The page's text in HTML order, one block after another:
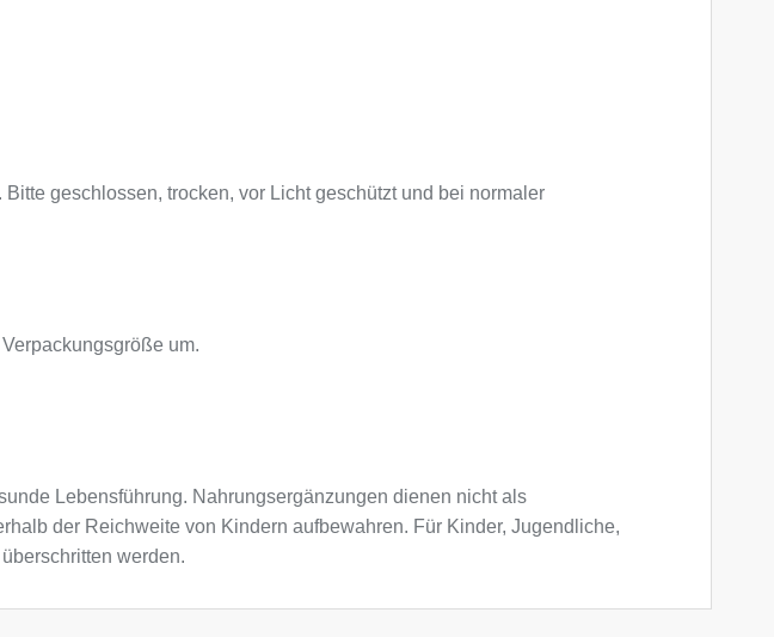
geschlossen, trocken, vor Licht geschützt und bei normaler
um.
Lebensführung. Nahrungsergänzungen dienen nicht als
der Reichweite von Kindern aufbewahren. Für Kinder, Jugendliche,
werden.